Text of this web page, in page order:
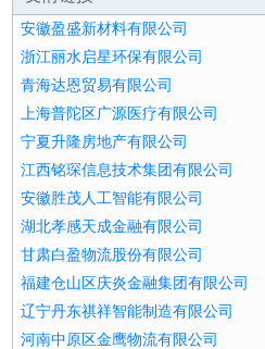
安徽盈盛新材料有限公司
浙江丽水启星环保有限公司
青海达恩贸易有限公司
上海普陀区广源医疗有限公司
宁夏升隆房地产有限公司
江西铭琛信息技术集团有限公司
安徽胜茂人工智能有限公司
湖北孝感天成金融有限公司
甘肃白盈物流股份有限公司
福建仓山区庆炎金融集团有限公司
辽宁丹东祺祥智能制造有限公司
河南中原区金鹰物流有限公司